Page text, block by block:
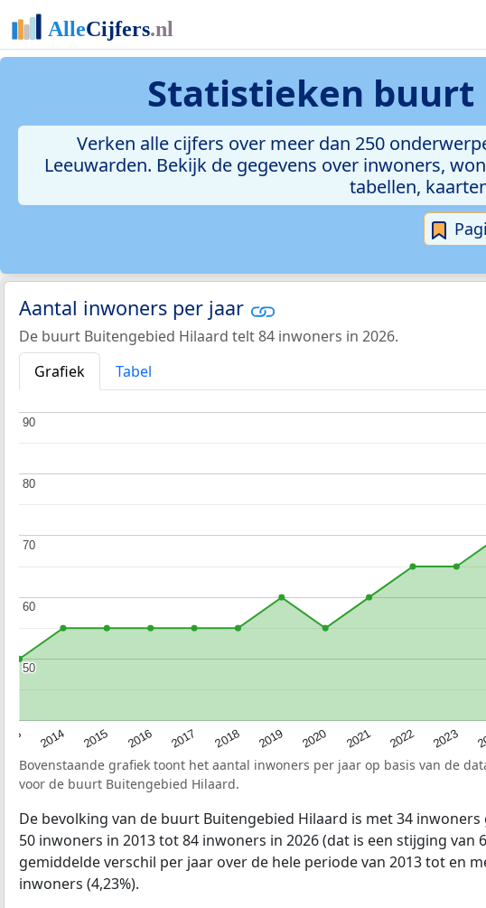
Statistieken buurt
Verken alle cijfers over meer dan 250
Leeuwarden. Bekijk de gegevens over inwoners,
tabellen,
Aantal inwoners per jaar
De buurt Buitengebied Hilaard telt 84 inwoners in 2026.
Grafiek
Tabel
2014 2015 2016 2017 2018 2019 2020 2021 2022 2023
50
50
60
60
70
70
80
80
90
90
Bovenstaande grafiek toont het aantal inwoners per jaar op basis van de
voor de buurt Buitengebied Hilaard.
De bevolking van de buurt Buitengebied Hilaard is met 34 inwoners
50 inwoners in 2013 tot 84 inwoners in 2026 (dat is een stijging van
gemiddelde verschil per jaar over de hele periode van 2013 tot en
inwoners (4,23%).